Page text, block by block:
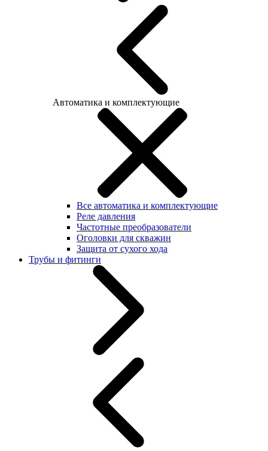
Автоматика и комплектующие
Все автоматика и комплектующие
Реле давления
Частотные преобразователи
Оголовки для скважин
Защита от сухого хода
Трубы и фитинги